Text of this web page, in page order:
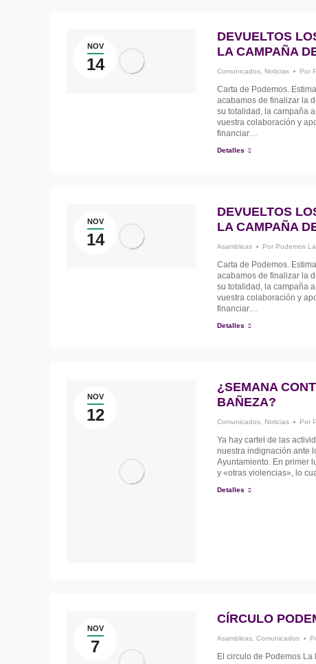
NOV
14
DEVUELTOS
LA CAMPAÑA
Comunicados Noticias Por
Carta de Podemos.
acabamos de finalizar la
su totalidad, la campaña
vuestra colaboración y
financiar…
Detalles
NOV
14
DEVUELTOS
LA CAMPAÑA
Asambleas Por Podemos
Carta de Podemos.
acabamos de finalizar la
su totalidad, la campaña
vuestra colaboración y
financiar…
Detalles
NOV
12
¿SEMANA
BAÑEZA?
Comunicados Noticias Por
Ya hay cartel de las
nuestra indignación ante
Ayuntamiento. En primer
y «otras violencias», lo
Detalles
NOV
7
CÍRCULO
Asambleas Comunicados
El circulo de Podemos La